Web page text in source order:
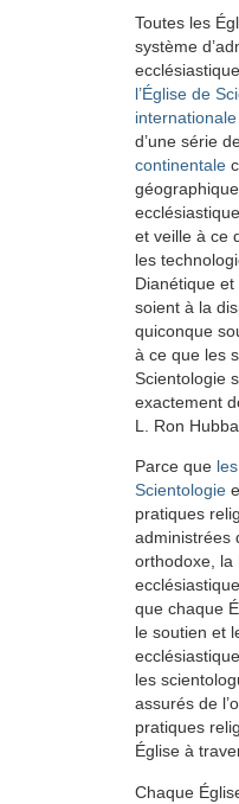
Toutes les
système
l’Église de
internationale
d’une série
continentale
et veille à ce
les
Dianétique
soient à la
quiconque
à ce que les
Scientologie
exactement
L. Ron
Parce que
Scientologie
pratiques
administrées
orthodoxe, la
que chaque
le soutien et
les
assurés de
pratiques
Église à
Chaque